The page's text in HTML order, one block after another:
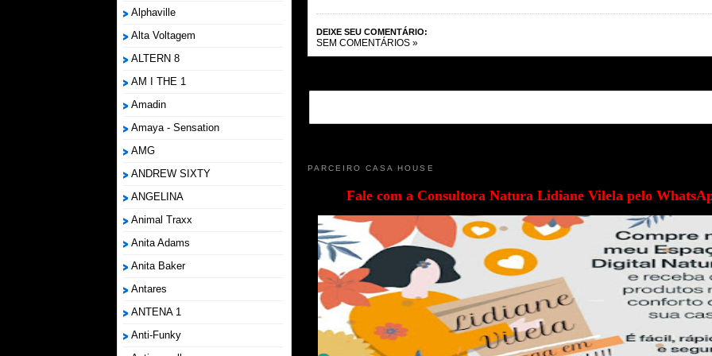
Alphaville
Alta Voltagem
ALTERN 8
AM I THE 1
Amadin
Amaya - Sensation
AMG
ANDREW SIXTY
ANGELINA
Animal Traxx
Anita Adams
Anita Baker
Antares
ANTENA 1
Anti-Funky
DEIXE SEU COMENTÁRIO:
SEM COMENTÁRIOS »
PARCEIRO CASA HOUSE
Fale com a Consultora Natura Lidiane Vilela pelo